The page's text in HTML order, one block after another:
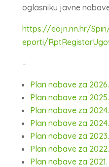
oglasniku javne
https://eojn.nn.hr/
eporti/
–
Plan nabave za
Plan nabave za
Plan nabave za
Plan nabave za
Plan nabave za
Plan nabave za
Plan nabave za